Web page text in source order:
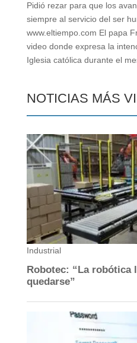
Pidió rezar para que los
siempre al servicio del ser
www.eltiempo.com El papa
video donde expresa la
Iglesia católica durante el
NOTICIAS MÁS